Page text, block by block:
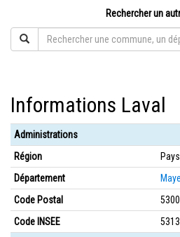
Rechercher un
Informations Laval
Administrations
Région
Département
Code Postal
Code INSEE